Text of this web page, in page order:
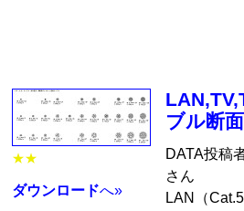
★★
ダウンロードへ»
ブル断
DATA投稿
さん
LAN（